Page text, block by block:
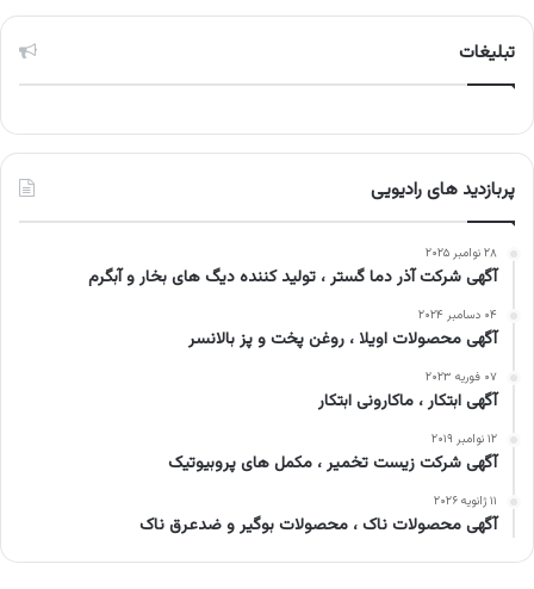
تبلیغات
پربازدید های رادیویی
۲۸ نوامبر ۲۰۲۵
آگهی شرکت آذر دما گستر ، تولید کننده دیگ های بخار و آبگرم
۰۴ دسامبر ۲۰۲۴
آگهی محصولات اویلا ، روغن پخت و پز بالانسر
۰۷ فوریه ۲۰۲۳
آگهی ابتکار ، ماکارونی ابتکار
۱۲ نوامبر ۲۰۱۹
آگهی شرکت زیست تخمیر ، مکمل های پروبیوتیک
۱۱ ژانویه ۲۰۲۶
آگهی محصولات ناک ، محصولات بوگیر و ضدعرق ناک